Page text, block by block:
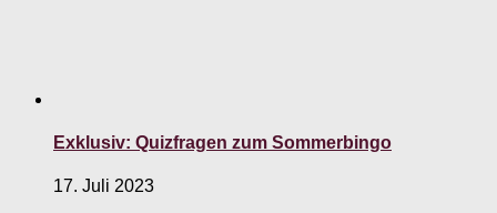
Exklusiv: Quizfragen zum Sommerbingo
17. Juli 2023